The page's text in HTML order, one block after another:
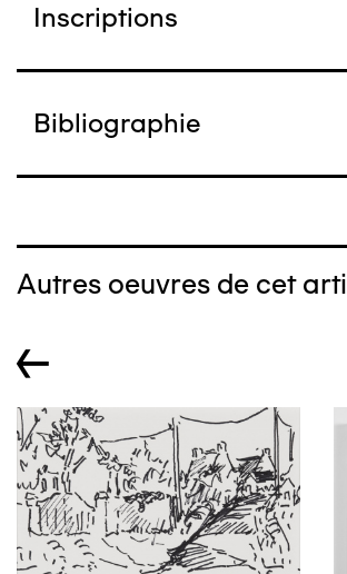
Inscriptions
Bibliographie
Autres oeuvres de cet
←